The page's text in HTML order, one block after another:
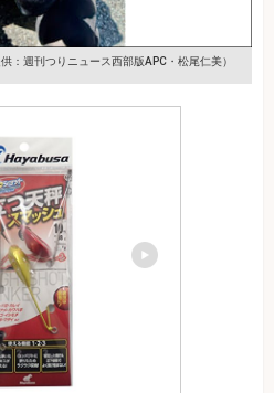
供：週刊つりニュース西部版APC・松尾仁美）